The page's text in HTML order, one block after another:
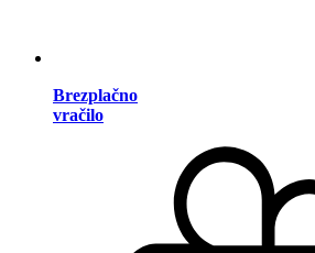
Brezplačno
vračilo